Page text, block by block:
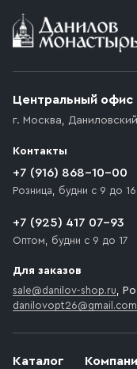
Условия
возникают
которое
движения. Если на
доставки
необходимо
Каталог
Центральный офис
г. Москва,
Контакты
+7 (916) 868-10-00
Розница, будни с 9 до 16
+7 (925) 417 07-93
Оптом, будни с 9 до 17
Для заказов
sale@danilov-shop.ru,
danilovopt26@gmail.com